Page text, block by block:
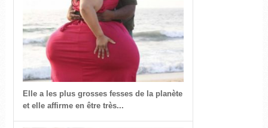
Elle a les plus grosses fesses de la planète
et elle affirme en être très...